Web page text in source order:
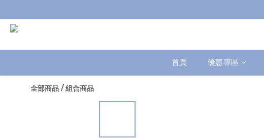
首頁 優惠專區
全部商品 /組合商品